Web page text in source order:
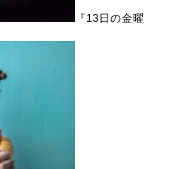
『13日の金曜